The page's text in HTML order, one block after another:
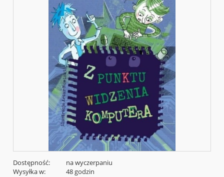
Dostępność:
na wyczerpaniu
Wysyłka w:
48 godzin